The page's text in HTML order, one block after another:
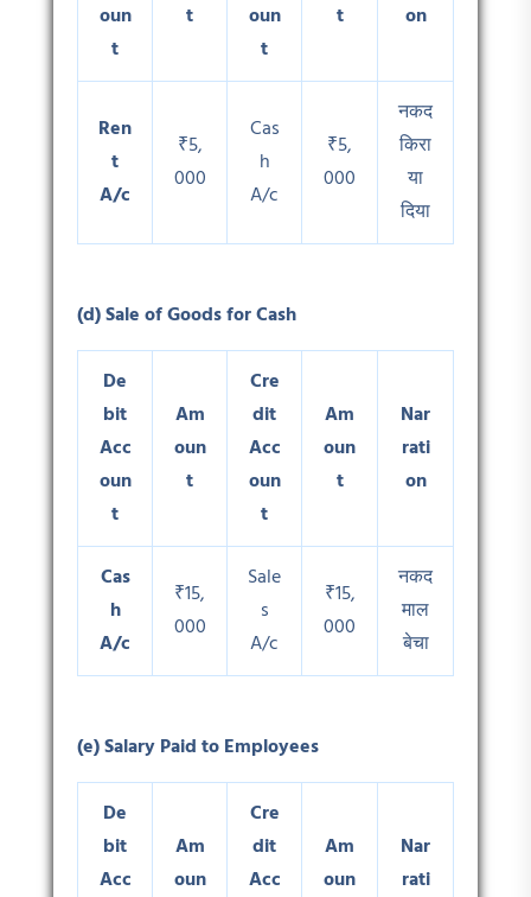
oun
t
t
oun
t
t
on
Ren
t
A/c
₹5,
000
Cas
h
A/c
₹5,
000
नकद
किरा
या
दिया
(d) Sale of Goods for Cash
De
bit
Acc
oun
t
Am
oun
t
Cre
dit
Acc
oun
t
Am
oun
t
Nar
rati
on
Cas
h
A/c
₹15,
000
Sale
s
A/c
₹15,
000
नकद
माल
बेचा
(e) Salary Paid to Employees
De
bit
Acc
Am
oun
Cre
dit
Acc
Am
oun
Nar
rati